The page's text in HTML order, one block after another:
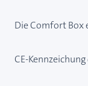
Die Comfort Box
CE-